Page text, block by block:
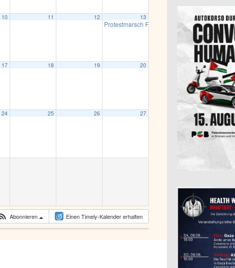
10 11 12 13
Protestmarsch Free Gaza! Free Palestine!15:00
17 18 19 20
24 25 26 27
Abonnieren Einen Timely-Kalender erhalten